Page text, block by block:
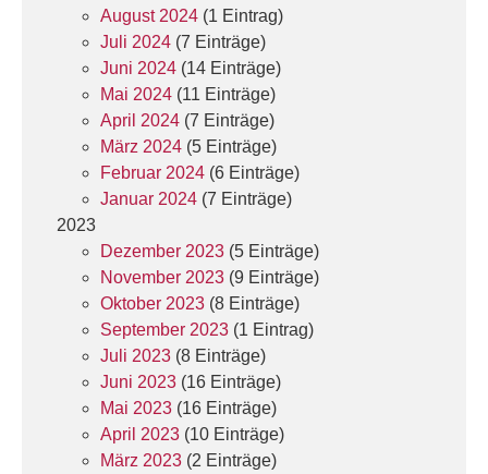
August 2024 (1 Eintrag)
Juli 2024 (7 Einträge)
Juni 2024 (14 Einträge)
Mai 2024 (11 Einträge)
April 2024 (7 Einträge)
März 2024 (5 Einträge)
Februar 2024 (6 Einträge)
Januar 2024 (7 Einträge)
2023
Dezember 2023 (5 Einträge)
November 2023 (9 Einträge)
Oktober 2023 (8 Einträge)
September 2023 (1 Eintrag)
Juli 2023 (8 Einträge)
Juni 2023 (16 Einträge)
Mai 2023 (16 Einträge)
April 2023 (10 Einträge)
März 2023 (2 Einträge)